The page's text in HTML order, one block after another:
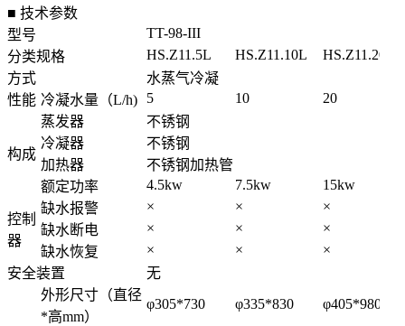
■ 技术参数
型号
TT-98-III
分类规格
HS.Z11.5L HS.Z11.10L
HS.Z11.20L
方式
水蒸气冷凝
性能 冷凝水量（L/h) 5 10 20
构成
蒸发器
不锈钢
冷凝器
不锈钢
加热器
不锈钢加热管
额定功率
4.5kw 7.5kw 15kw
控制
器
缺水报警 × ×
×
缺水断电
× ×
×
缺水恢复
× ×
×
安全装置
无
外形尺寸（直径
*高mm）
φ305*730 φ335*830 φ405*980